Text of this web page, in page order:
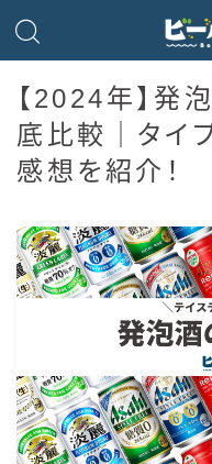
ビール
発泡酒
新ジャンル・第3のビ
ビールのサブスク
HOPPIN’ GARAGE
ノンアルコールビール
微アルコール
【2024年】発
底比較｜タイ
感想を紹介！